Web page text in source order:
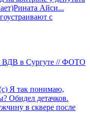
Айси...
с
ВДВ в Сургуте // ФОТО
Я так понимаю,
Обидел детачков.
в сквере после